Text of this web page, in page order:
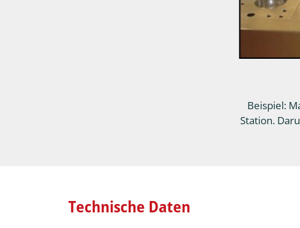
Beispiel:
Station.
Technische Daten